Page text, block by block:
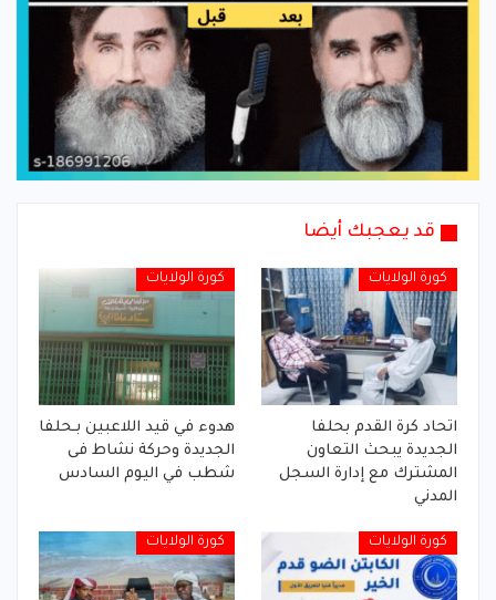
قد يعجبك أيضا
كورة الولايات
اتحاد كرة القدم بحلفا
الجديدة يبحث التعاون
المشترك مع إدارة السجل
المدني
كورة الولايات
هدوء في قيد اللاعبين بـحلفا
الجديدة وحركة نشاط فى
شطب في اليوم السادس
كورة الولايات كورة الولايات